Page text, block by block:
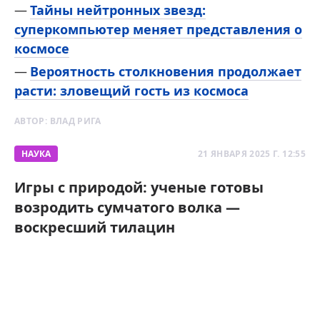
Тайны нейтронных звезд:
суперкомпьютер меняет представления о
космосе
Вероятность столкновения продолжает
расти: зловещий гость из космоса
АВТОР: ВЛАД РИГА
НАУКА 21 ЯНВАРЯ 2025 Г. 12:55
Игры с природой: ученые готовы
возродить сумчатого волка —
воскресший тилацин